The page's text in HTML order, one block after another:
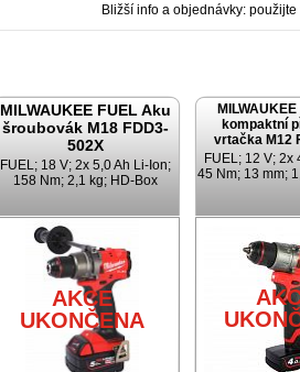
Bližší info a objednávky: použijte
MILWAUKEE FUEL Aku
šroubovák M18 FDD3-
502X
FUEL; 18 V; 2x 5,0 Ah Li-Ion;
158 Nm; 2,1 kg; HD-Box
AKCE
UKONČENA
kompaktní
vrtačka M12
FUEL; 12 V; 2x
45 Nm; 13 mm;